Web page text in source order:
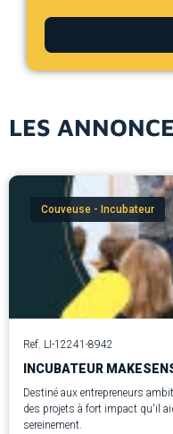
LES
Couveuse - Incubateur
Ref. LI-12241-8942
INCUBATEUR
Destiné aux entrepreneurs
des projets à fort impact qu'il
sereinement.